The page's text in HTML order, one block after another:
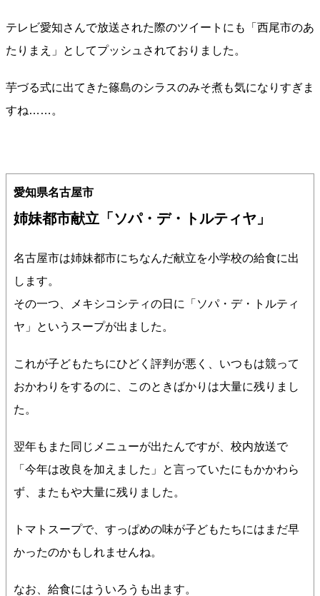
テレビ愛知さんで放送された際のツイートにも「西尾市のあ
たりまえ」としてプッシュされておりました。
芋づる式に出てきた篠島のシラスのみそ煮も気になりすぎま
すね……。
愛知県名古屋市
姉妹都市献立「ソパ・デ・トルティヤ」
名古屋市は姉妹都市にちなんだ献立を小学校の給食に出
します。
その一つ、メキシコシティの日に「ソパ・デ・トルティ
ヤ」というスープが出ました。
これが子どもたちにひどく評判が悪く、いつもは競って
おかわりをするのに、このときばかりは大量に残りまし
た。
翌年もまた同じメニューが出たんですが、校内放送で
「今年は改良を加えました」と言っていたにもかかわら
ず、またもや大量に残りました。
トマトスープで、すっぱめの味が子どもたちにはまだ早
かったのかもしれませんね。
なお、給食にはういろうも出ます。